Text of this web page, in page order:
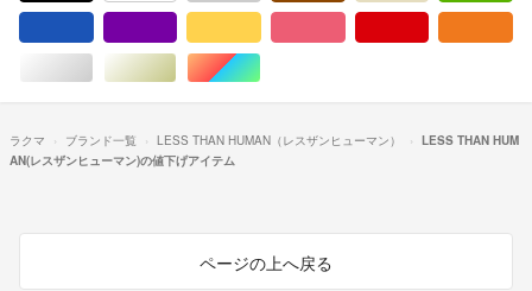
シルバー/銀色系ゴールド/金色系マルチカラー
ラクマ ブランド一覧 LESS THAN HUMAN（レスザンヒューマン）
LESS THAN HUM
AN(レスザンヒューマン)の値下げアイテム
ページの上へ戻る